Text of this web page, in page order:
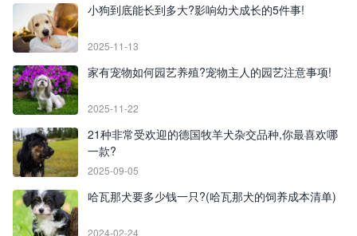
小狗到底能长到多大?影响幼犬成长的5件事!
2025-11-13
家有宠物如何园艺养殖?宠物主人的园艺注意事项!
2025-11-22
21种非常受欢迎的德国牧羊犬杂交品种,你最喜欢哪
一款?
2025-09-05
哈瓦那犬要多少钱一只?(哈瓦那犬的饲养成本清单)
2024-02-24